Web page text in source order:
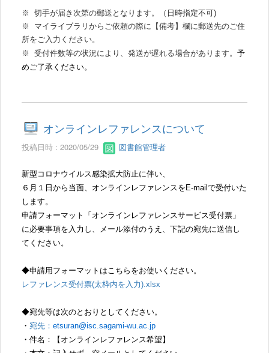
※ 切手が届き次第の郵送となります。（日時指定不可)
※ マイライブラリからご依頼の際に【備考】欄に郵送先のご住
所をご入力ください。
※ 受付件数等の状況により、発送が遅れる場合があります。 予
めご了承ください。
オンラインレファレンスについて
投稿日時 : 2020/05/29 図書館管理者
新型コロナウイルス感染拡大防止に伴い、
６月１日から当面、オンラインレファレンスをE-mailで受付いた
します。
申請フォーマット「オンラインレファレンスサービス受付票」
に必要事項を入力し、メール添付のうえ、下記の宛先に送信し
てください。
◆申請用フォーマットはこちらをお使いください。
レファレンス受付票(太枠内を入力).xlsx
◆宛先等は次のとおりとしてください。
・ 宛先： etsuran@isc.sagami-wu.ac.jp
・件名：【オンラインレファレンス希望】